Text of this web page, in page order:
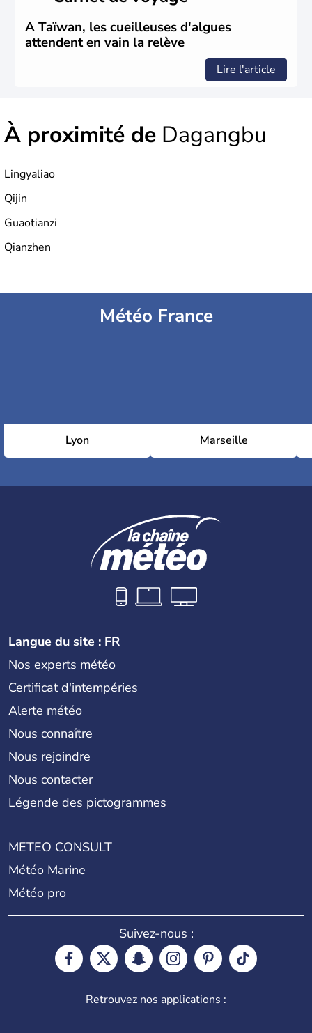
A Taïwan, les cueilleuses d'algues
attendent en vain la relève
Lire l'article
À proximité de Dagangbu
Lingyaliao
Qijin
Guaotianzi
Qianzhen
Météo France
Lyon Marseille
Langue du site : FR
Nos experts météo
Certificat d'intempéries
Alerte météo
Nous connaître
Nous rejoindre
Nous contacter
Légende des pictogrammes
METEO CONSULT
Météo Marine
Météo pro
Suivez-nous :
Retrouvez nos applications :